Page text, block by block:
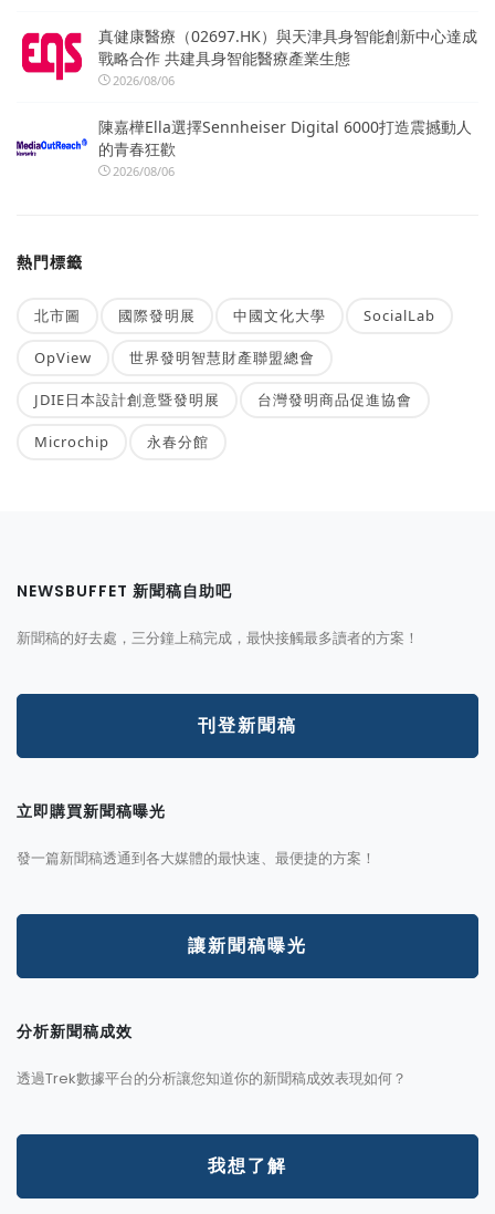
真健康醫療（02697.HK）與天津具身智能創新中心達成
戰略合作 共建具身智能醫療產業生態
2026/08/06
陳嘉樺Ella選擇Sennheiser Digital 6000打造震撼動人
的青春狂歡
2026/08/06
熱門標籤
北市圖 國際發明展 中國文化大學 SocialLab
OpView 世界發明智慧財產聯盟總會
JDIE日本設計創意暨發明展 台灣發明商品促進協會
Microchip 永春分館
NEWSBUFFET 新聞稿自助吧
新聞稿的好去處，三分鐘上稿完成，最快接觸最多讀者的方案！
刊登新聞稿
立即購買新聞稿曝光
發一篇新聞稿透通到各大媒體的最快速、最便捷的方案！
讓新聞稿曝光
分析新聞稿成效
透過Trek數據平台的分析讓您知道你的新聞稿成效表現如何？
我想了解